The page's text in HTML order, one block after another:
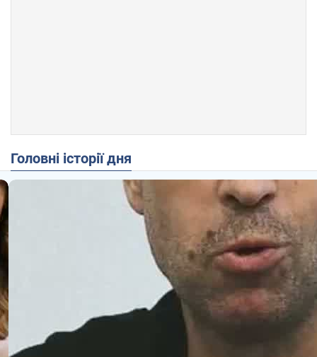
Головні історії дня